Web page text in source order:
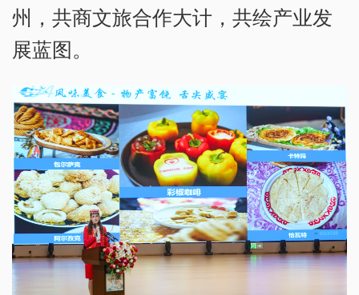
州，共商文旅合作大计，共绘产业发
展蓝图。